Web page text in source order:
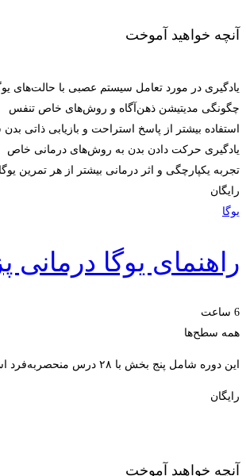
آنچه خواهید آموخت
یادگیری در مورد تعامل سیستم عصبی با حالت‌های
چگونگی مدیتیشن ذهن‌آگاه و روش‌های خاص تنفس
استفاده بیشتر از پاسخ استراحت و بازیابی ذاتی
یادگیری حرکت دادن بدن به روش‌های درمانی خاص
تجربه یکپارچگی و اثر درمانی بیشتر از هر تمرین
رایگان
یوگا
راهنمای یوگا
6 ساعت
همه سطح‌ها
این دوره شامل پنج بخش با ۲۸ درس منحصربه‌فرد است. …
رایگان
آنچه خواهید آموخت